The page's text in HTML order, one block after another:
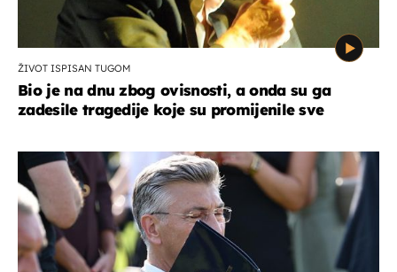
ŽIVOT ISPISAN TUGOM
Bio je na dnu zbog ovisnosti, a onda su ga
zadesile tragedije koje su promijenile sve